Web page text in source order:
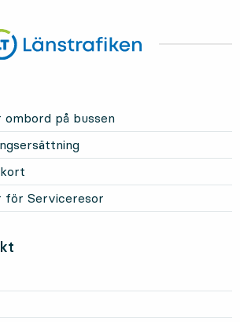
ombord på bussen
för Serviceresor